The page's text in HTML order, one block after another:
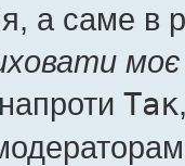
а саме в
моє
Так